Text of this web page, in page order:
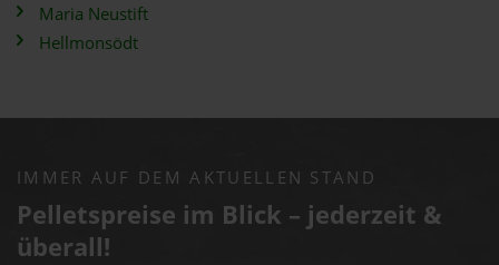
Maria Neustift
Hellmonsödt
IMMER AUF DEM AKTUELLEN STAND
Pelletspreise im Blick – jederzeit &
überall!